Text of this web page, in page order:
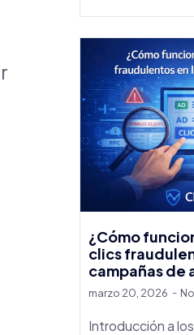
¿Cómo
clics
campañas de
marzo 20, 2026
Introducción a